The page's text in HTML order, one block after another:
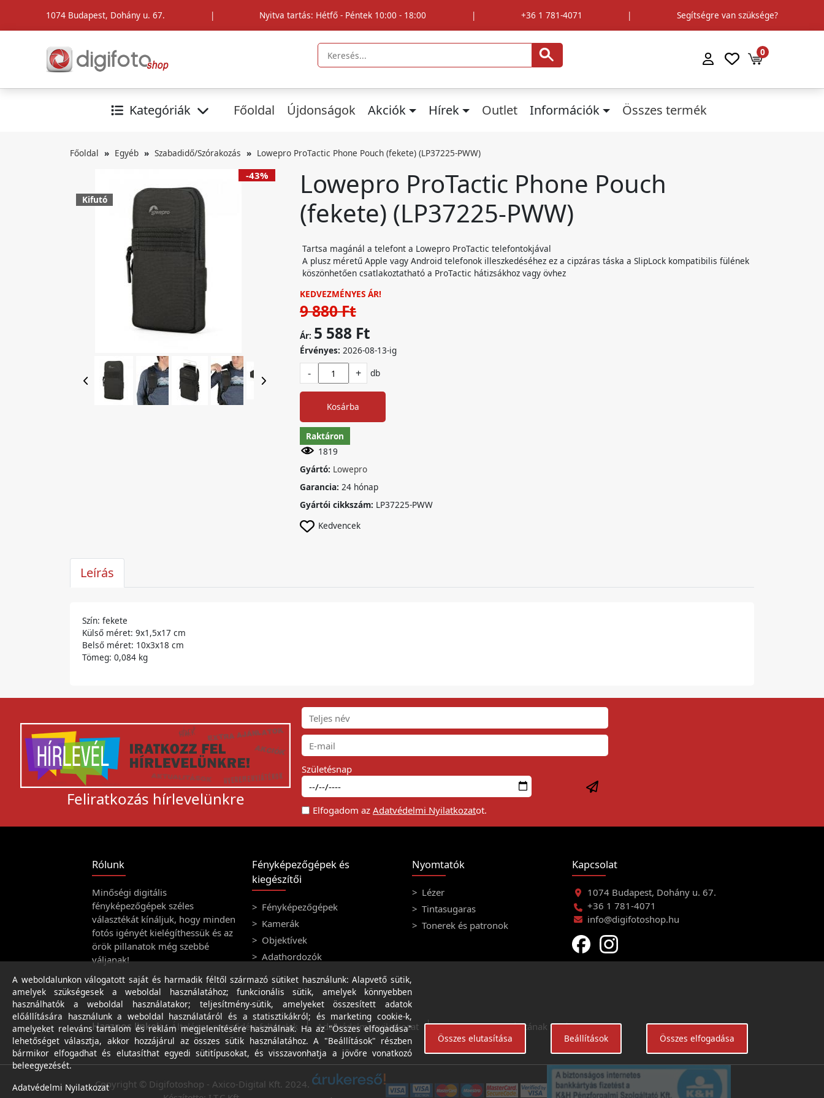
1074 Budapest, Dohány u. 67. | Nyitva tartás: Hétfő - Péntek 10:00 - 18:00 | +36 1 781-4071 | Segítségre van szüksége?
0
Kategóriák Főoldal Újdonságok Akciók Hírek Outlet Információk Összes termék
Főoldal Egyéb Szabadidő/Szórakozás Lowepro ProTactic Phone Pouch (fekete) (LP37225-PWW)
Kifutó
-43%
Lowepro ProTactic Phone Pouch
(fekete) (LP37225-PWW)
Tartsa magánál a telefont a Lowepro ProTactic telefontokjával
A plusz méretű Apple vagy Android telefonok illeszkedéséhez ez a cipzáras táska a SlipLock kompatibilis fülének
köszönhetően csatlakoztatható a ProTactic hátizsákhoz vagy övhez
KEDVEZMÉNYES ÁR!
9 880 Ft
Ár: 5 588 Ft
Érvényes: 2026-08-13-ig
- + db
Kosárba
Raktáron
1819
Gyártó: Lowepro
Garancia: 24 hónap
Gyártói cikkszám: LP37225-PWW
Kedvencek
Leírás
Szín: fekete
Külső méret: 9x1,5x17 cm
Belső méret: 10x3x18 cm
Tömeg: 0,084 kg
Feliratkozás hírlevelünkre
Születésnap
Elfogadom az Adatvédelmi Nyilatkozatot.
Rólunk
Minőségi digitális
fényképezőgépek széles
választékát kínáljuk, hogy minden
fotós igényét kielégíthessük és az
örök pillanatok még szebbé
váljanak!
Fényképezőgépek és
kiegészítői
Fényképezőgépek
Kamerák
Objektívek
Adathordozók
Nyomtatók
Lézer
Tintasugaras
Tonerek és patronok
Kapcsolat
1074 Budapest, Dohány u. 67.
+36 1 781-4071
info@digifotoshop.hu
Hasznos linkek Általános szerződési feltételek Adatvédelmi nyilatkozat A weboldal használatának feltételei
Copyright © Digifotoshop - Axico-Digital Kft. 2024.
A weboldalunkon válogatott saját és harmadik féltől származó sütiket használunk: Alapvető sütik,
amelyek szükségesek a weboldal használatához; funkcionális sütik, amelyek könnyebben
használhatók a weboldal használatakor; teljesítmény-sütik, amelyeket összesített adatok
előállítására használunk a weboldal használatáról és a statisztikákról; és marketing cookie-k,
amelyeket releváns tartalom és reklám megjelenítésére használnak. Ha az "Összes elfogadása"
lehetőséget választja, akkor hozzájárul az összes sütik használatához. A "Beállítások" részben
bármikor elfogadhat és elutasíthat egyedi sütitípusokat, és visszavonhatja a jövőre vonatkozó
beleegyezését.
Adatvédelmi Nyilatkozat
Összes elutasítása Beállítások Összes elfogadása